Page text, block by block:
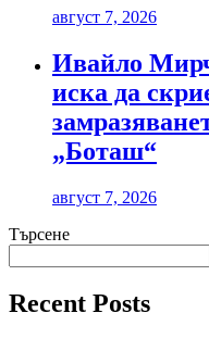
август 7, 2026
Ивайло
иска да
„Боташ“
август 7, 2026
Търсене
Recent Posts